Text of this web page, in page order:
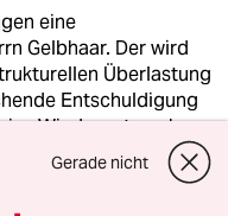
eine
Gelbhaar. Der wird
Überlastung
Entschuldigung
Wiedergutmachung
war damit auf ganzer
Gerade nicht